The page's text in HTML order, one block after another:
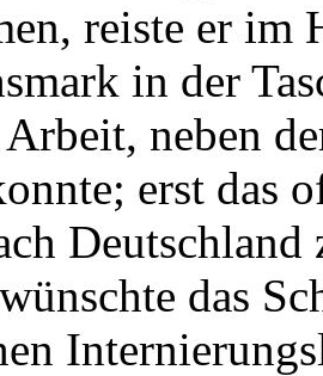
reiste er im
in der
neben
erst das
das